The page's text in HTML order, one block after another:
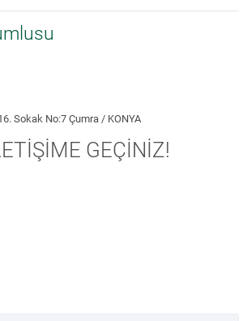
Sokak No:7 Çumra / KONYA
GEÇİNİZ!